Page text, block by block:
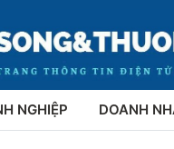
NGHIỆP DOANH